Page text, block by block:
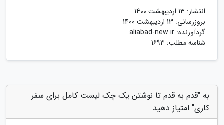
انتشار: 13 اردیبهشت 1400
بروزرسانی: 13 اردیبهشت 1400
گردآورنده: aliabad-new.ir
شناسه مطلب: 1693
به "قدم به قدم تا نوشتن یک چک لیست کامل برای سفر
کاری" امتیاز دهید